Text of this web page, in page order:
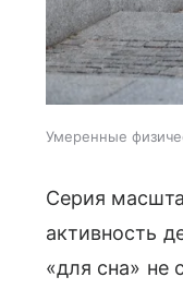
Умеренные
Серия
активность
«для сна» не